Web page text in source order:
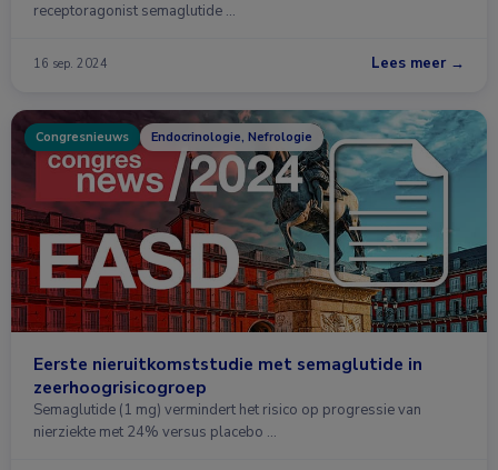
receptoragonist semaglutide …
16 sep. 2024 Lees meer →
Congresnieuws Endocrinologie, Nefrologie
Eerste nieruitkomststudie met semaglutide in
zeerhoogrisicogroep
Semaglutide (1 mg) vermindert het risico op progressie van
nierziekte met 24% versus placebo …